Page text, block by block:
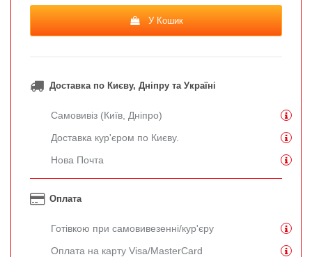
У Кошик
Доставка по Києву, Дніпру та Україні
Самовивіз (Київ, Дніпро)
Доставка кур'єром по Києву.
Нова Почта
Оплата
Готівкою при самовивезенні/кур'єру
Оплата на карту Visa/MasterCard